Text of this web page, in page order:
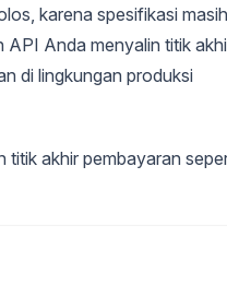
karena spesifikasi masih
API Anda menyalin titik
di lingkungan produksi
titik akhir pembayaran